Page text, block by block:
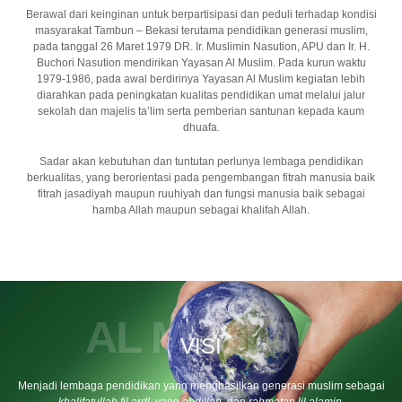
Berawal dari keinginan untuk berpartisipasi dan peduli terhadap kondisi
masyarakat Tambun – Bekasi terutama pendidikan generasi muslim,
pada tanggal 26 Maret 1979 DR. Ir. Muslimin Nasution, APU dan Ir. H.
Buchori Nasution mendirikan Yayasan Al Muslim. Pada kurun waktu
1979-1986, pada awal berdirinya Yayasan Al Muslim kegiatan lebih
diarahkan pada peningkatan kualitas pendidikan umat melalui jalur
sekolah dan majelis ta’lim serta pemberian santunan kepada kaum
dhuafa.
Sadar akan kebutuhan dan tuntutan perlunya lembaga pendidikan
berkualitas, yang berorientasi pada pengembangan fitrah manusia baik
fitrah jasadiyah maupun ruuhiyah dan fungsi manusia baik sebagai
hamba Allah maupun sebagai khalifah Allah.
AL MUSLIM
VISI
Menjadi lembaga pendidikan yang menghasilkan generasi muslim sebagai